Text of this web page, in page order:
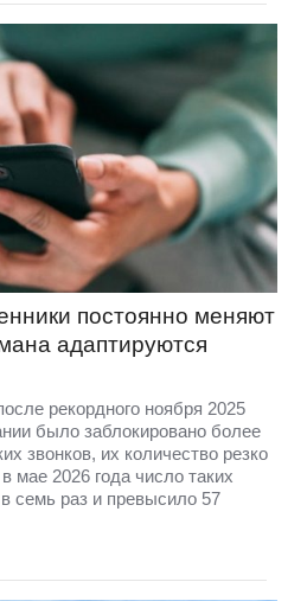
постоянно меняют
адаптируются
рекордного ноября 2025
было заблокировано более
звонков, их количество резко
мае 2026 года число таких
семь раз и превысило 57